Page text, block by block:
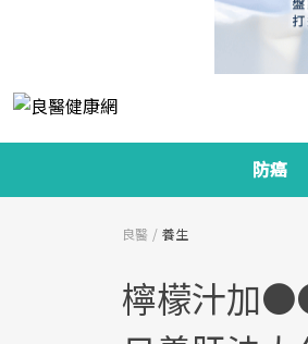
防癌
良醫 養生
檸檬汁加